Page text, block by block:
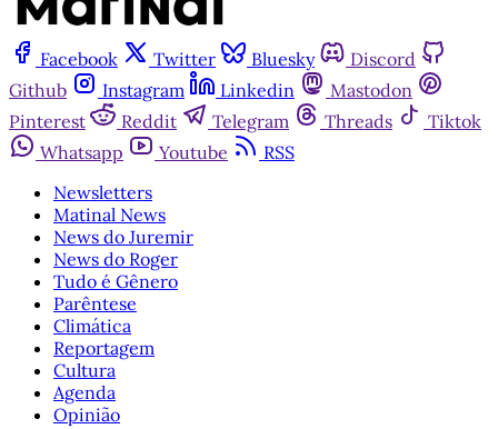
Facebook Twitter Bluesky
Discord
Github
Instagram Linkedin
Mastodon
Pinterest
Reddit Telegram Threads
Tiktok
Whatsapp
Youtube
RSS
Newsletters
Matinal News
News do Juremir
News do Roger
Tudo é Gênero
Parêntese
Climática
Reportagem
Cultura
Agenda
Opinião